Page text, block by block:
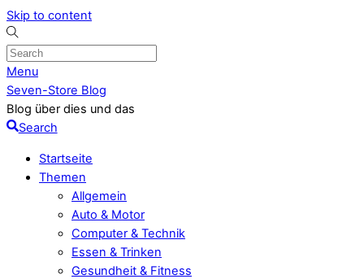
Skip to content
Menu
Seven-Store Blog
Blog über dies und das
Search
Startseite
Themen
Allgemein
Auto & Motor
Computer & Technik
Essen & Trinken
Gesundheit & Fitness